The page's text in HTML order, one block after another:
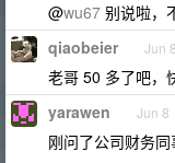
@wu67 别说啦，
qiaobeier Jun 8
老哥 50 多了吧，
yarawen Jun 8
刚问了公司财务同